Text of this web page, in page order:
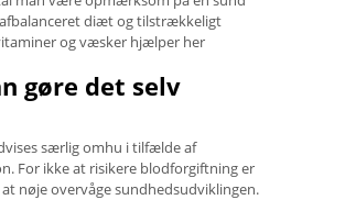
afbalanceret diæt og tilstrækkeligt
og væsker hjælper her
gøre det selv
særlig omhu i tilfælde af
For ikke at risikere blodforgiftning er
nøje overvåge sundhedsudviklingen.